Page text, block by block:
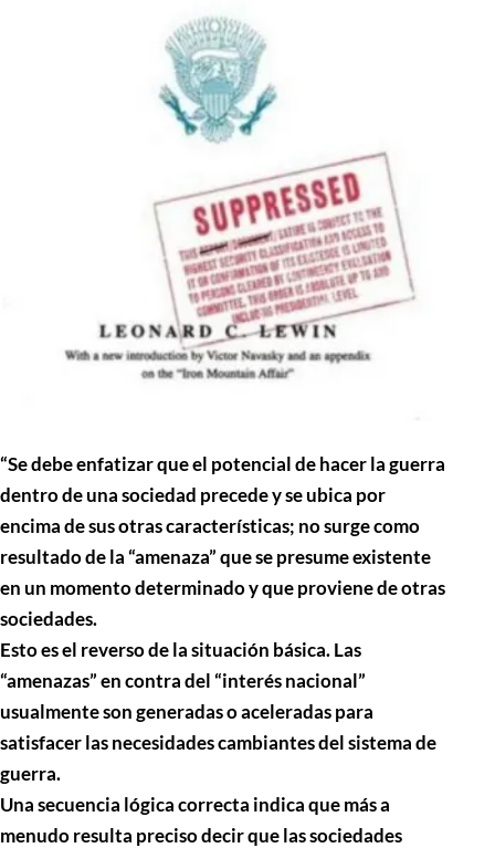
“Se debe enfatizar que el potencial de hacer la guerra
dentro de una sociedad precede y se ubica por
encima de sus otras características; no surge como
resultado de la “amenaza” que se presume existente
en un momento determinado y que proviene de otras
sociedades.
Esto es el reverso de la situación básica. Las
“amenazas” en contra del “interés nacional”
usualmente son generadas o aceleradas para
satisfacer las necesidades cambiantes del sistema de
guerra.
Una secuencia lógica correcta indica que más a
menudo resulta preciso decir que las sociedades